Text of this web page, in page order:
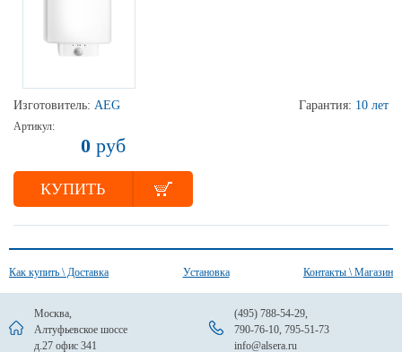
Изготовитель: AEG Гарантия: 10 лет
Артикул:
0 руб
КУПИТЬ
Как купить \ Доставка Установка Контакты \ Магазин
Москва,
Алтуфьевское шоссе
д.27 офис 341
(495) 788-54-29,
790-76-10, 795-51-73
info@alsera.ru